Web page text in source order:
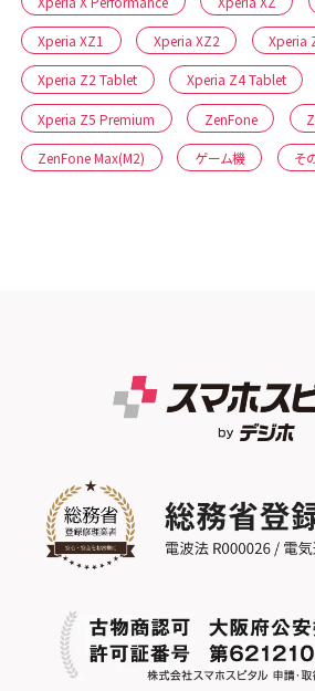
Xperia XZ1 Xperia XZ2 Xperia
Xperia Z2 Tablet Xperia Z4 Tablet
Xperia Z5 Premium ZenFone
ZenFone Max(M2) ゲーム機 そ